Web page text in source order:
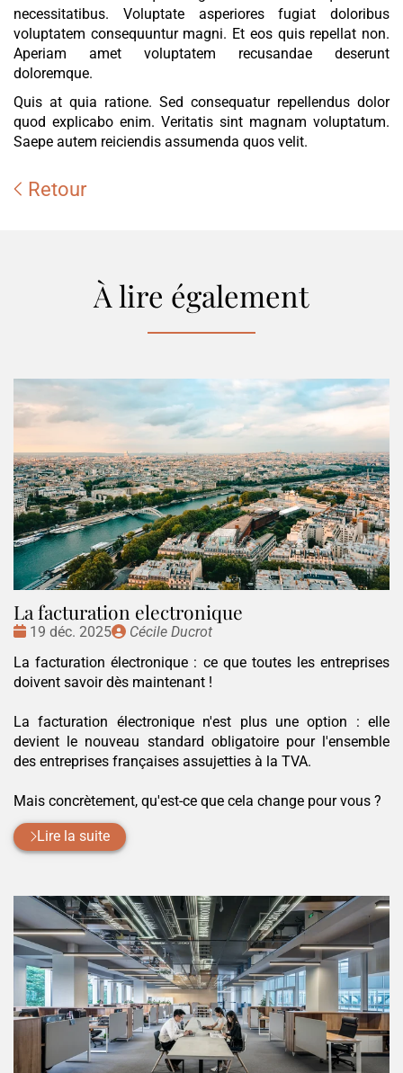
necessitatibus. Voluptate asperiores fugiat doloribus
voluptatem consequuntur magni. Et eos quis repellat non.
Aperiam amet voluptatem recusandae deserunt
doloremque.
Quis at quia ratione. Sed consequatur repellendus dolor
quod explicabo enim. Veritatis sint magnam voluptatum.
Saepe autem reiciendis assumenda quos velit.
Retour
À lire également
La facturation electronique
Date
19 déc. 2025
Publié
Cécile Ducrot
La facturation électronique : ce que toutes les entreprises
doivent savoir dès maintenant !
La facturation électronique n'est plus une option : elle
devient le nouveau standard obligatoire pour l'ensemble
des entreprises françaises assujetties à la TVA.
Mais concrètement, qu'est-ce que cela change pour vous ?
Lire la suite